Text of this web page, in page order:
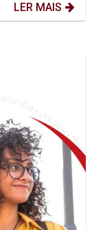
LER MAIS